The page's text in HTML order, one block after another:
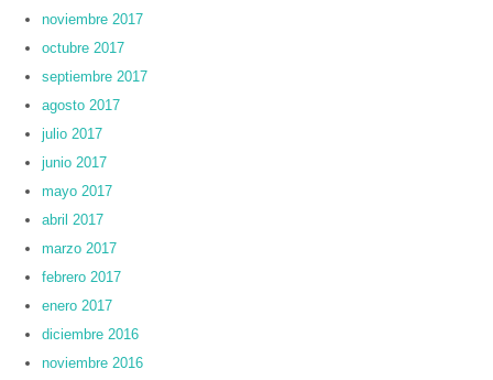
noviembre 2017
octubre 2017
septiembre 2017
agosto 2017
julio 2017
junio 2017
mayo 2017
abril 2017
marzo 2017
febrero 2017
enero 2017
diciembre 2016
noviembre 2016